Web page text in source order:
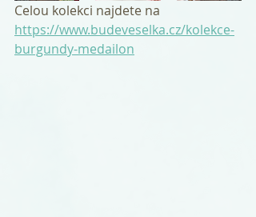
Celou kolekci najdete na
https://www.budeveselka.cz/kolekce-
burgundy-medailon